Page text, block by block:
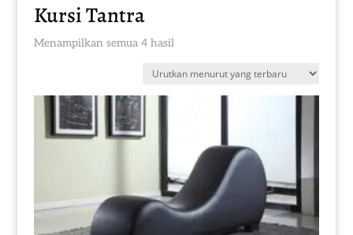
Kursi Tantra
Menampilkan semua 4 hasilDiurutkan
yang